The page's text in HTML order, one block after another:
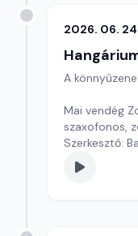
2026. 06.
A
Mai vendég Zolbert, a
szaxofonos,
Szerkesztő: